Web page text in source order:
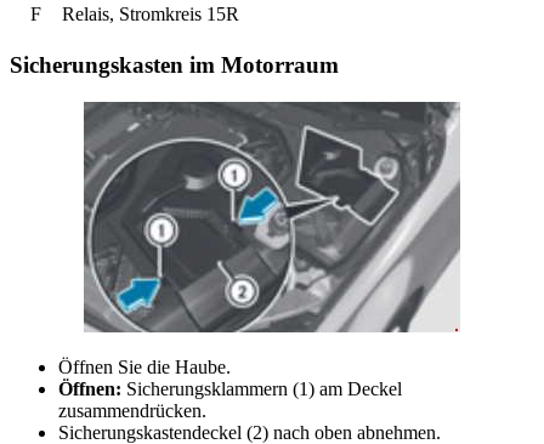
F
Relais, Stromkreis 15R
Sicherungskasten im Motorraum
Öffnen Sie die Haube.
Öffnen: Sicherungsklammern (1) am Deckel
zusammendrücken.
Sicherungskastendeckel (2) nach oben abnehmen.